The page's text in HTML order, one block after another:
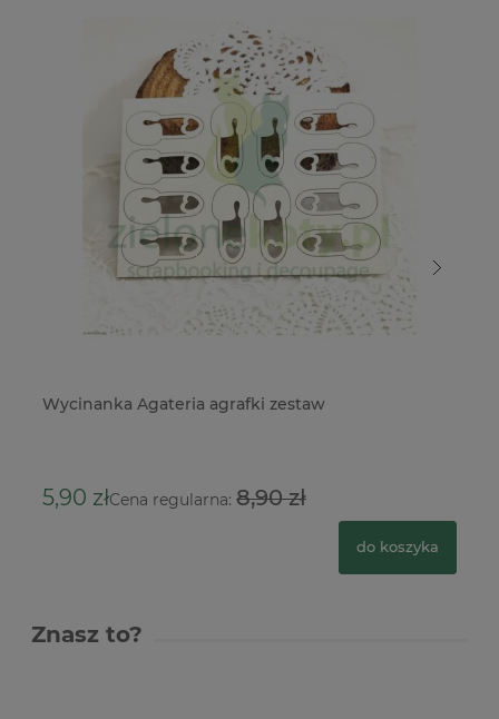
Wycinanka Agateria agrafki zestaw
5,90 złCena regularna: 8,90 zł
do koszyka
Znasz to?